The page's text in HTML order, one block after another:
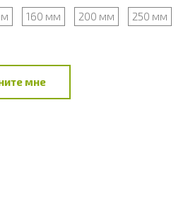
160 мм 200 мм
250 мм
мне